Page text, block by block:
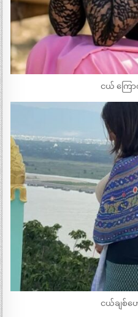
ငယ် ကြ
ငယ်ချစ်ဟ